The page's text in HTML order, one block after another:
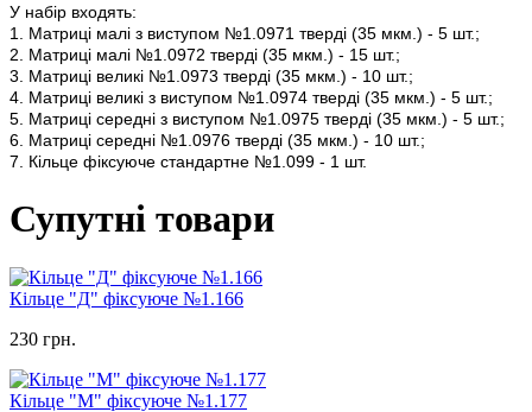
У набір входять:
1. Матриці малі з виступом №1.0971 тверді (35 мкм.) - 5 шт.;
2. Матриці малі №1.0972 тверді (35 мкм.) - 15 шт.;
3. Матриці великі №1.0973 тверді (35 мкм.) - 10 шт.;
4. Матриці великі з виступом №1.0974 тверді (35 мкм.) - 5 шт.;
5. Матриці середні з виступом №1.0975 тверді (35 мкм.) - 5 шт.;
6. Матриці середні №1.0976 тверді (35 мкм.) - 10 шт.;
7. Кільце фіксуюче стандартне №1.099 - 1 шт.
Супутні товари
Кільце "Д" фіксуюче №1.166
230 грн.
Кільце "М" фіксуюче №1.177